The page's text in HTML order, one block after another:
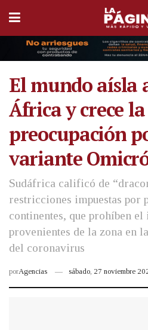
El mundo aísla
África y crece la
preocupación
variante
Sudáfrica calificó de
restricciones impuestas por
continentes, que prohíben el
provenientes de la zona en
del coronavirus
porAgencias sábado, 27 noviembre